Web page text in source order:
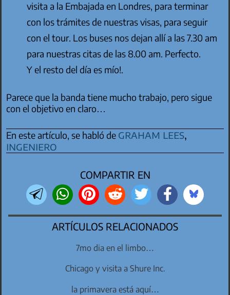
visita a la Embajada en Londres, para terminar
con los trámites de nuestras visas, para seguir
con el tour. Los buses nos dejan allí a las 7.30 am
para nuestras citas de las 8.00 am. Perfecto.
Y el resto del día es mío!.
Parece que la banda tiene mucho trabajo, pero sigue
con el objetivo en claro…
En este artículo, se habló de graham lees,
ingeniero
COMPARTIR EN
ARTÍCULOS RELACIONADOS
7mo dia en el limbo…
Chicago y visita a Shure Inc.
la primavera está aquí…